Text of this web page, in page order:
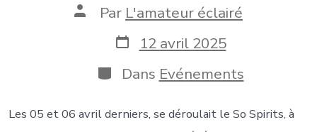
Auteur
publication
Par L'amateur éclairé
Date
de
publication
12 avril 2025
Catégories
Dans Evénements
Les 05 et 06 avril derniers, se déroulait le So Spirits, à